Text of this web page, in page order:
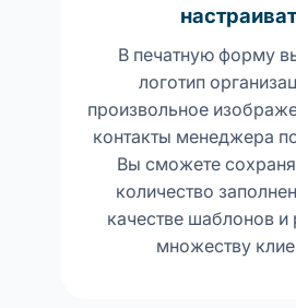
В печатную форму
логотип
произвольное
контакты менеджера
Вы сможете
количество
качестве шаблонов и
множеству